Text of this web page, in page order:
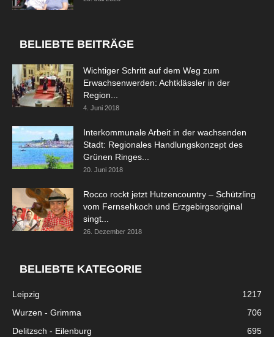
BELIEBTE BEITRÄGE
Wichtiger Schritt auf dem Weg zum
Erwachsenwerden: Achtklässler in der
Region...
4. Juni 2018
Interkommunale Arbeit in der wachsenden
Stadt: Regionales Handlungskonzept des
Grünen Ringes...
20. Juni 2018
Rocco rockt jetzt Hutzencountry – Schützling
vom Fernsehkoch und Erzgebirgsoriginal
singt...
26. Dezember 2018
BELIEBTE KATEGORIE
Leipzig
1217
Wurzen - Grimma
706
Delitzsch - Eilenburg
695